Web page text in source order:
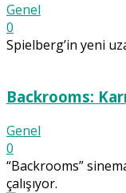
Genel
0
Spielberg’in yeni
Backrooms:
Genel
0
“Backrooms”
çalışıyor.